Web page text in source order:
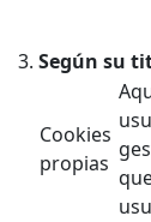
Según su
Cookies
propias